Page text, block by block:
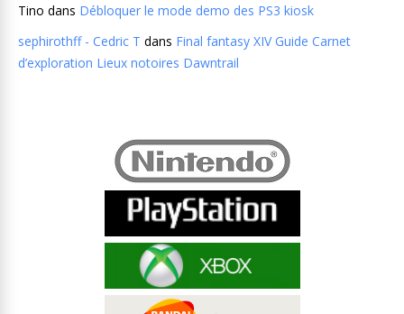
Tino dans Débloquer le mode demo des PS3 kiosk
sephirothff - Cedric T dans Final fantasy XIV Guide Carnet
d’exploration Lieux notoires Dawntrail